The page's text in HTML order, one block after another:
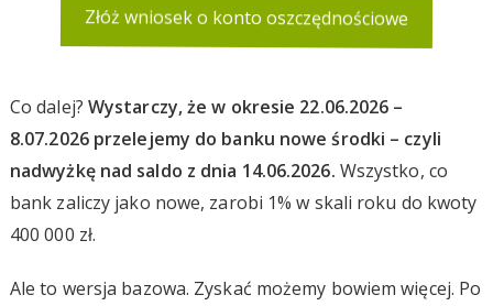
Złóż wniosek o konto oszczędnościowe
Co dalej? Wystarczy, że w okresie 22.06.2026 –
8.07.2026 przelejemy do banku nowe środki – czyli
nadwyżkę nad saldo z dnia 14.06.2026. Wszystko, co
bank zaliczy jako nowe, zarobi 1% w skali roku do kwoty
400 000 zł.
Ale to wersja bazowa. Zyskać możemy bowiem więcej. Po